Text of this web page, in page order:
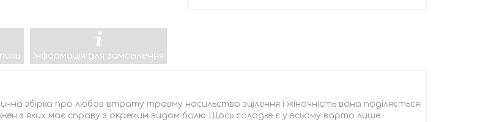
Інформація для замовлення
збірка про любов втрату травму насильство зцілення і жіночність вона поділяється
з яких має справу з окремим видом болю Щось солодке є у всьому варто лише